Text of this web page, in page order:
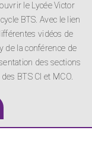
le Lycée Victor
BTS. Avec le lien
vidéos de
de la conférence de
des sections
BTS CI et MCO.